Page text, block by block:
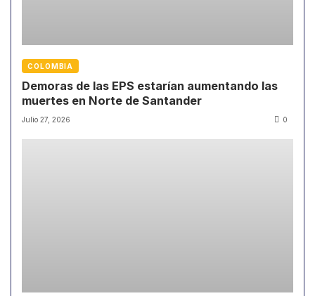
COLOMBIA
Demoras de las EPS estarían aumentando las
muertes en Norte de Santander
Julio 27, 2026 0